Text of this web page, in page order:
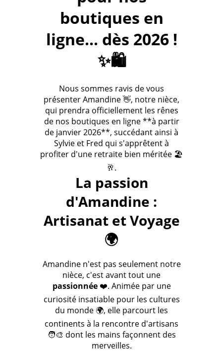
boutiques en
ligne... dès 2026 !
✨🛍️
Nous sommes ravis de vous
présenter Amandine 👋, notre nièce,
qui prendra officiellement les rênes
de nos boutiques en ligne **à partir
de janvier 2026**, succédant ainsi à
Sylvie et Fred qui s'apprêtent à
profiter d'une retraite bien méritée 🏖️
🥂.
La passion
d'Amandine :
Artisanat et Voyage
🌍
Amandine n'est pas seulement notre
nièce, c'est avant tout une
passionnée❤️. Animée par une
curiosité insatiable pour les cultures
du monde 🌍, elle parcourt les
continents à la rencontre d'artisans
🧑‍🎨 dont les mains façonnent des
merveilles.